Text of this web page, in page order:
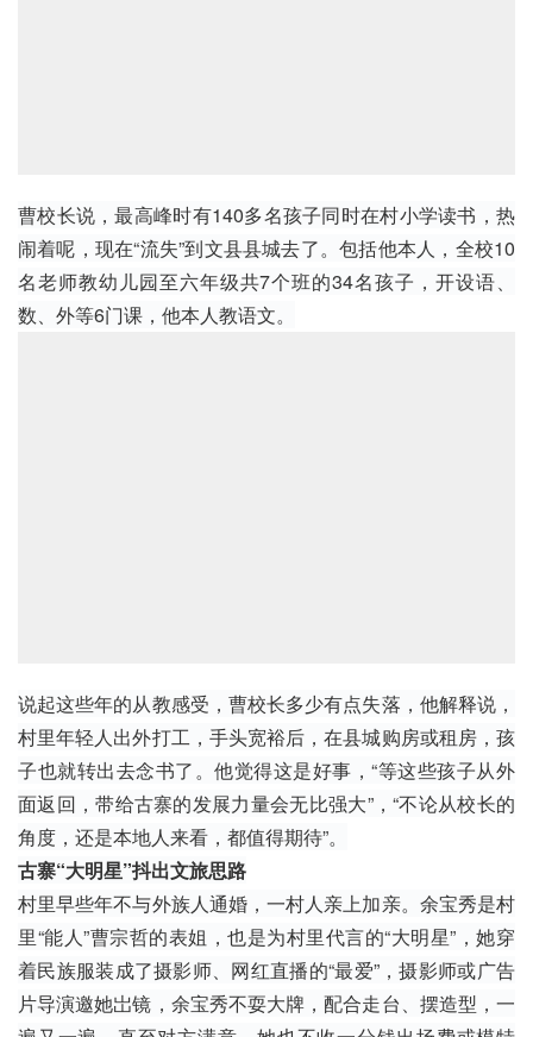
曹校长说，最高峰时有140多名孩子同时在村小学读书，热
闹着呢，现在“流失”到文县县城去了。包括他本人，全校10
名老师教幼儿园至六年级共7个班的34名孩子，开设语、
数、外等6门课，他本人教语文。
说起这些年的从教感受，曹校长多少有点失落，他解释说，
村里年轻人出外打工，手头宽裕后，在县城购房或租房，孩
子也就转出去念书了。他觉得这是好事，“等这些孩子从外
面返回，带给古寨的发展力量会无比强大”，“不论从校长的
角度，还是本地人来看，都值得期待”。
古寨“大明星”抖出文旅思路
村里早些年不与外族人通婚，一村人亲上加亲。余宝秀是村
里“能人”曹宗哲的表姐，也是为村里代言的“大明星”，她穿
着民族服装成了摄影师、网红直播的“最爱”，摄影师或广告
片导演邀她岀镜，余宝秀不耍大牌，配合走台、摆造型，一